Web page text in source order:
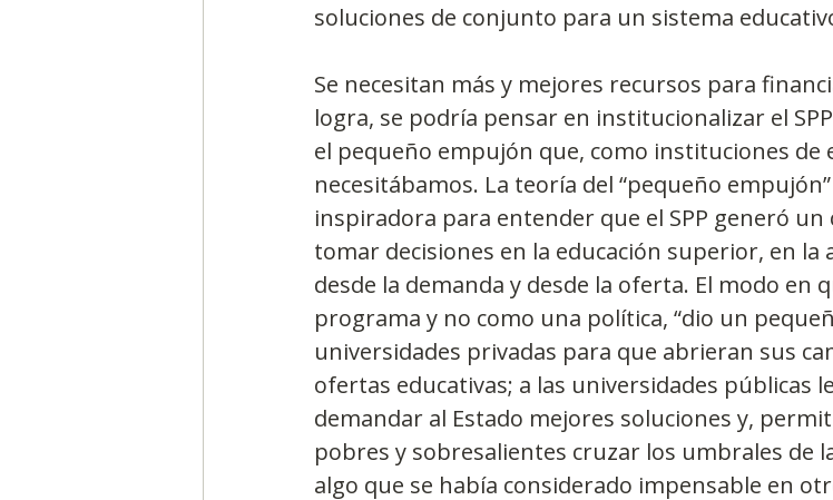
soluciones de conjunto para un sistema
Se necesitan más y mejores recursos para
logra, se podría pensar en institucionalizar el
el pequeño empujón que, como instituciones de
necesitábamos. La teoría del “pequeño
inspiradora para entender que el SPP generó
tomar decisiones en la educación superior, en
desde la demanda y desde la oferta. El modo en
programa y no como una política, “dio un
universidades privadas para que abrieran sus
ofertas educativas; a las universidades públicas
demandar al Estado mejores soluciones y,
pobres y sobresalientes cruzar los umbrales de
algo que se había considerado impensable en